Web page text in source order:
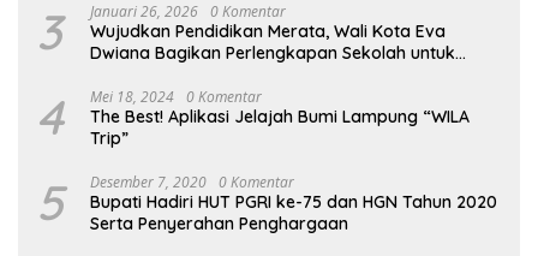
3 Januari 26, 2026 0 Komentar
Wujudkan Pendidikan Merata, Wali Kota Eva
Dwiana Bagikan Perlengkapan Sekolah untuk
4 Mei 18, 2024 0 Komentar
The Best! Aplikasi Jelajah Bumi Lampung “WILA
Trip”
5 Desember 7, 2020 0 Komentar
Bupati Hadiri HUT PGRI ke-75 dan HGN Tahun 2020
Serta Penyerahan Penghargaan